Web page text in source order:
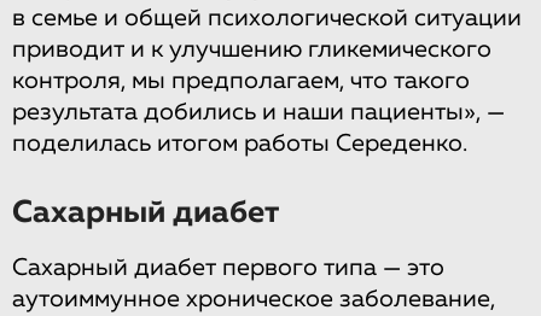
в семье и общей психологической ситуации
приводит и к улучшению гликемического
контроля, мы предполагаем, что такого
результата добились и наши пациенты», —
поделилась итогом работы Середенко.
Сахарный диабет
Сахарный диабет первого типа — это
аутоиммунное хроническое заболевание,